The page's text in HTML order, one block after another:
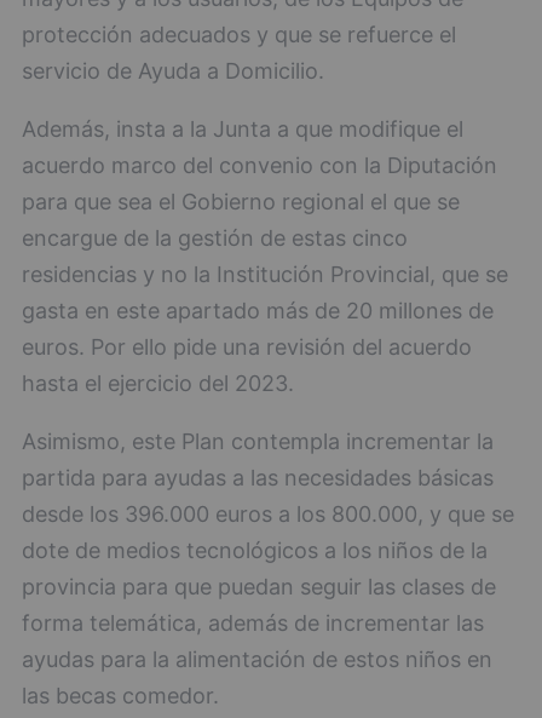
protección adecuados y que se refuerce el
servicio de Ayuda a Domicilio.
Además, insta a la Junta a que modifique el
acuerdo marco del convenio con la Diputación
para que sea el Gobierno regional el que se
encargue de la gestión de estas cinco
residencias y no la Institución Provincial, que se
gasta en este apartado más de 20 millones de
euros. Por ello pide una revisión del acuerdo
hasta el ejercicio del 2023.
Asimismo, este Plan contempla incrementar la
partida para ayudas a las necesidades básicas
desde los 396.000 euros a los 800.000, y que se
dote de medios tecnológicos a los niños de la
provincia para que puedan seguir las clases de
forma telemática, además de incrementar las
ayudas para la alimentación de estos niños en
las becas comedor.